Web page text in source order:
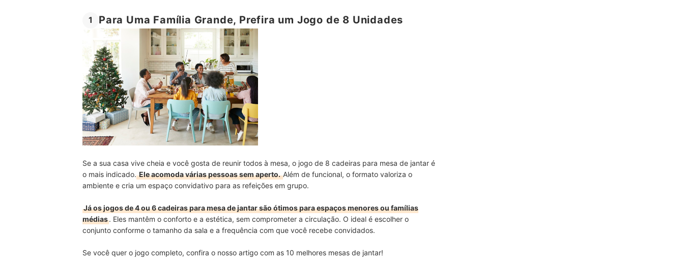
1 Para Uma Família Grande, Prefira um Jogo de 8 Unidades
Se a sua casa vive cheia e você gosta de reunir todos à mesa, o jogo de 8 cadeiras para mesa de jantar é
o mais indicado.Ele acomoda várias pessoas sem aperto.Além de funcional, o formato valoriza o
ambiente e cria um espaço convidativo para as refeições em grupo.
Já os jogos de 4 ou 6 cadeiras para mesa de jantar são ótimos para espaços menores ou famílias
médias. Eles mantêm o conforto e a estética, sem comprometer a circulação. O ideal é escolher o
conjunto conforme o tamanho da sala e a frequência com que você recebe convidados.
Se você quer o jogo completo, confira o nosso artigo com as 10 melhores mesas de jantar!